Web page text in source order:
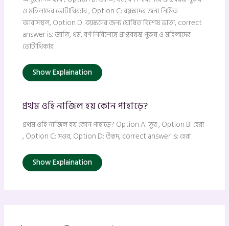
ও মহিলাদের ভোটাধিকার , Option C: বয়স্কদের জন্য নির্মিত
আবাসস্থল, Option D: বয়স্কদের জন্য ঘোষিত বিশেষ ভাতা, correct
answer is: জাতি, ধর্ম, বর্ণ নির্বিশেষে প্রাপ্তবয়স্ক পুরুষ ও মহিলাদের
ভোটাধিকার
Show Explaination
প্রথম ওহি নাজিল হয় কোন পাহাড়ে?
প্রথম ওহি নাজিল হয় কোন পাহাড়ে? Option A: তুর , Option B: হেরা
, Option C: সওর, Option D: উহুদ, correct answer is: হেরা
Show Explaination